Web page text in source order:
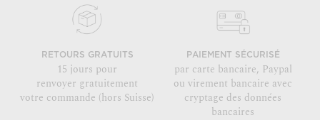
RETOURS GRATUITS
15 jours pour
renvoyer gratuitement
votre commande (hors Suisse)
PAIEMENT SÉCURISÉ
par carte bancaire, Paypal
ou virement bancaire avec
cryptage des données
bancaires